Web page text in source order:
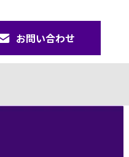
お問い合わせ